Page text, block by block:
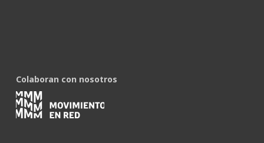
Colaboran con nosotros